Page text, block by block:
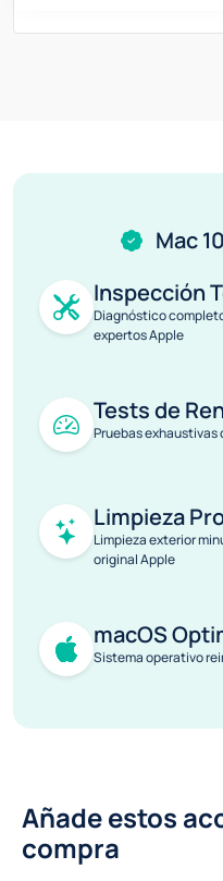
Mac
Inspección
Diagnóstico
expertos Apple
Tests de
Pruebas
Limpieza
Limpieza exterior
original Apple
macOS
Sistema operativo
Añade estos
compra